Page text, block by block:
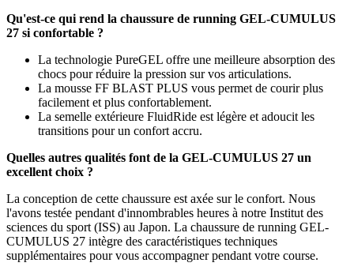
Qu'est-ce qui rend la chaussure de running GEL-CUMULUS
27 si confortable ?
La technologie PureGEL offre une meilleure absorption des
chocs pour réduire la pression sur vos articulations.
La mousse FF BLAST PLUS vous permet de courir plus
facilement et plus confortablement.
La semelle extérieure FluidRide est légère et adoucit les
transitions pour un confort accru.
Quelles autres qualités font de la GEL-CUMULUS 27 un
excellent choix ?
La conception de cette chaussure est axée sur le confort. Nous
l'avons testée pendant d'innombrables heures à notre Institut des
sciences du sport (ISS) au Japon. La chaussure de running GEL-
CUMULUS 27 intègre des caractéristiques techniques
supplémentaires pour vous accompagner pendant votre course.